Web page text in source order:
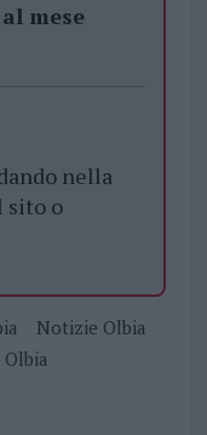
mese
nella
sito o
Notizie Olbia